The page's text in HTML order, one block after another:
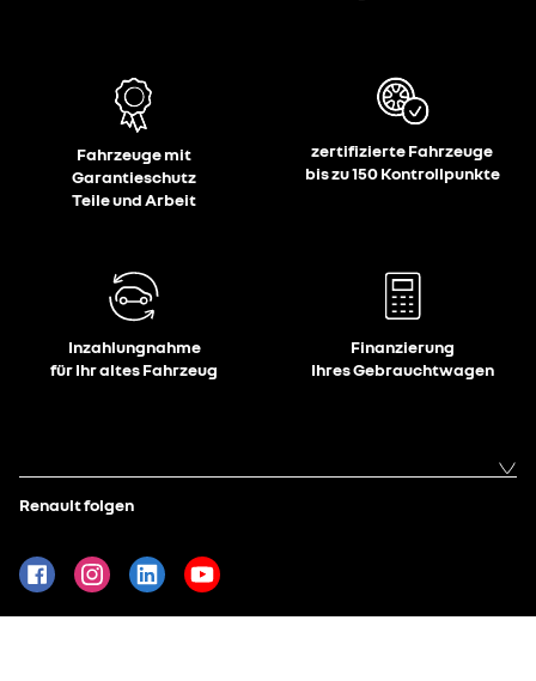
Fahrzeuge mit
Garantieschutz
Teile und Arbeit
zertifizierte Fahrzeuge
bis zu 150 Kontrollpunkte
Inzahlungnahme
für Ihr altes Fahrzeug
Finanzierung
Ihres Gebrauchtwagen
Renault folgen